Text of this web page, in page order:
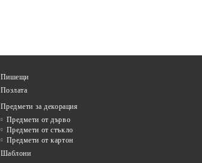
Пишещи
Позлата
Предмети за декорация
Предмети от дърво
Предмети от стъкло
Предмети от картон
Шаблони